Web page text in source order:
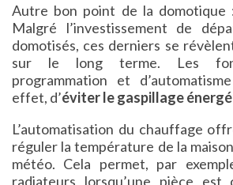
Autre bon point de la domotique
Malgré l’investissement de
domotisés, ces derniers se
sur le long terme. Les
programmation et
effet, d’éviter le gaspillage
L’automatisation du chauffage
réguler la température de la
météo. Cela permet, par
radiateurs lorsqu’une pièce est